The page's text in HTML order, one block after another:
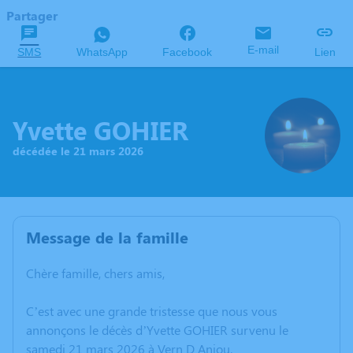
Partager
SMS WhatsApp Facebook E-mail Lien
Yvette GOHIER
décédée le 21 mars 2026
Message de la famille
Chère famille, chers amis,
C’est avec une grande tristesse que nous vous
annonçons le décès d’Yvette GOHIER survenu le
samedi 21 mars 2026 à Vern D Anjou.